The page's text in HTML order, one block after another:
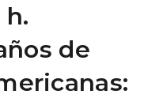
h.
de